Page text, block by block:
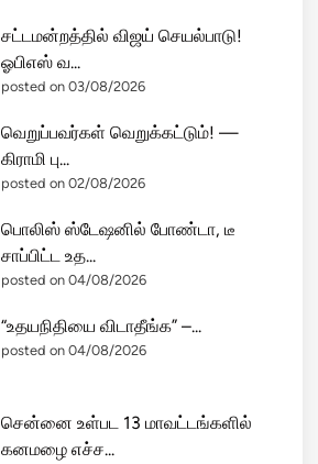
அ
டி
சட்டமன்றத்தில் விஜய் செயல்பாடு!
ஓபிஎஸ் வ...
posted on 03/08/2026
வெறுப்பவர்கள் வெறுக்கட்டும்! —
கிராமி பு...
posted on 02/08/2026
பொலிஸ் ஸ்டேஷனில் போண்டா, டீ
சாப்பிட்ட உத...
posted on 04/08/2026
“உதயநிதியை விடாதீங்க” –...
posted on 04/08/2026
சென்னை உள்பட 13 மாவட்டங்களில்
கனமழை எச்ச...